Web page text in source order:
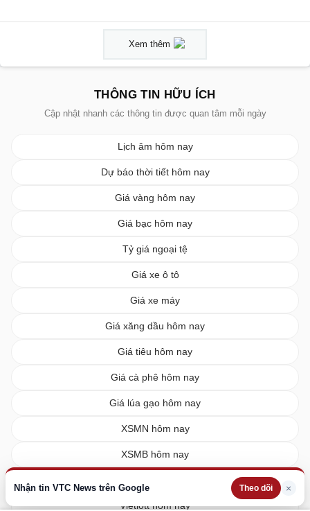
Nhận tin VTC News trên Google Theo dõi ×
Xem thêm
THÔNG TIN HỮU ÍCH
Cập nhật nhanh các thông tin được quan tâm mỗi ngày
Lịch âm hôm nay
Dự báo thời tiết hôm nay
Giá vàng hôm nay
Giá bạc hôm nay
Tỷ giá ngoại tệ
Giá xe ô tô
Giá xe máy
Giá xăng dầu hôm nay
Giá tiêu hôm nay
Giá cà phê hôm nay
Giá lúa gạo hôm nay
XSMN hôm nay
XSMB hôm nay
Vietlott hôm nay